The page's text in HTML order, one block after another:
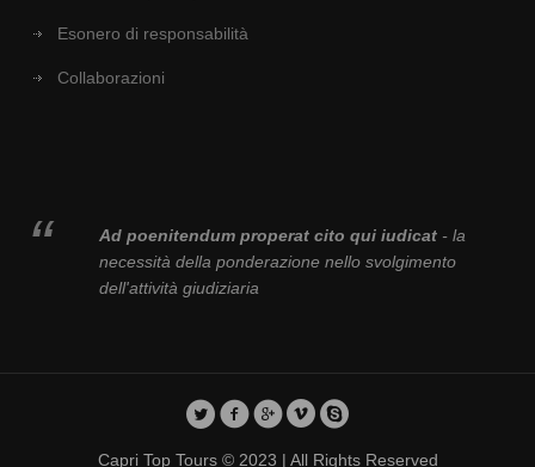
Esonero di responsabilità
Collaborazioni
Ad poenitendum properat cito qui iudicat- la
necessità della ponderazione nello svolgimento
dell'attività giudiziaria
Capri Top Tours © 2023 | All Rights Reserved